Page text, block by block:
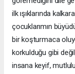
ilk ışıklarında
çocuklarımın
bir koşturmaca
korkulduğu gibi
insana keyif,